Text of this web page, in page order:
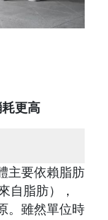
更高
主要依賴脂肪
自脂肪），
。雖然單位時